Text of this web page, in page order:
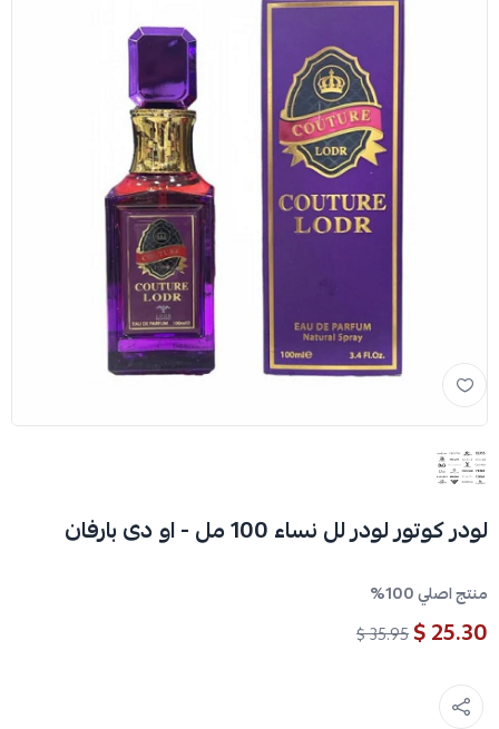
لودر كوتور لودر لل نساء 100 مل - او دى بارفان
منتج اصلي 100%
25.30 $
35.95 $